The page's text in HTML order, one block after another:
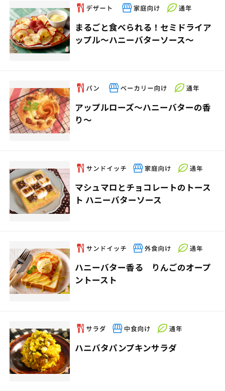
まるごと食べられる！セミドライア
ップル～ハニーバターソース～
アップルローズ～ハニーバターの香
り～
マシュマロとチョコレートのトース
ト ハニーバターソース
ハニーバター香る りんごのオープ
ントースト
ハニバタパンプキンサラダ